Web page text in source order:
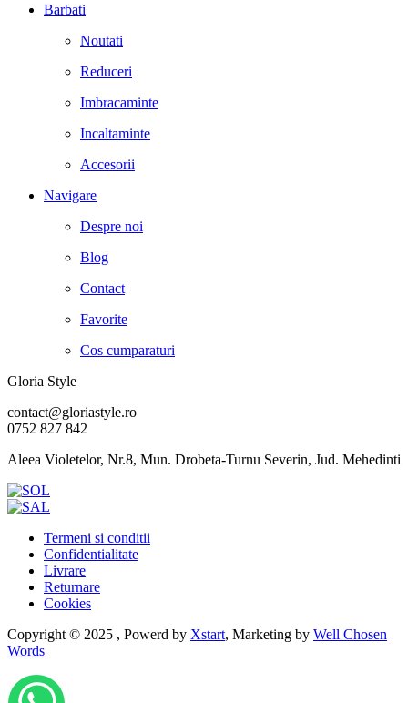
Barbati
Noutati
Reduceri
Imbracaminte
Incaltaminte
Accesorii
Navigare
Despre noi
Blog
Contact
Favorite
Cos cumparaturi
Gloria Style
contact@gloriastyle.ro
0752 827 842
Aleea Violetelor, Nr.8, Mun. Drobeta-Turnu Severin, Jud. Mehedinti
Termeni si conditii
Confidentialitate
Livrare
Returnare
Cookies
Copyright © 2025 , Powerd by Xstart, Marketing by Well Chosen
Words